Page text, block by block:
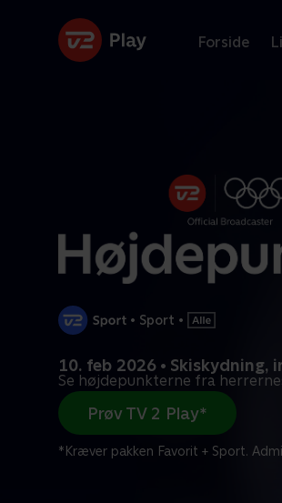
Forside
• Sport •
10. feb 2026 • Skiskydning,
Se højdepunkterne fra
Prøv TV 2 Play*
*Kræver pakken Favorit + Sport.